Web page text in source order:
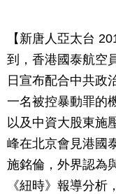
【新唐人亞太台
到，香港國泰航空
日宣布配合中共政
一名被控暴動罪的
以及中資大股東施
峰在北京會見港國
施銘倫，外界認為
《紐時》報導分